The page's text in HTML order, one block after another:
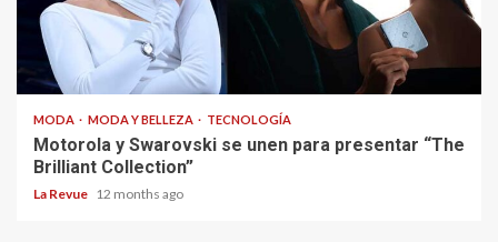
MODA MODA Y BELLEZA TECNOLOGÍA
Motorola y Swarovski se unen para presentar “The
Brilliant Collection”
La Revue 12 months ago